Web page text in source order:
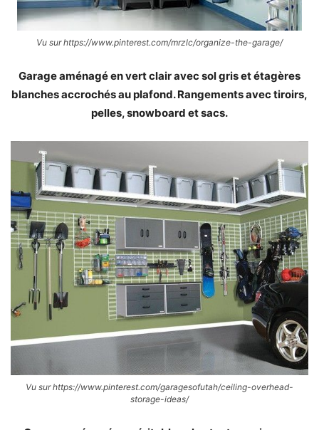
Vu sur https://www.pinterest.com/mrzlc/organize-the-garage/
Garage aménagé en vert clair avec sol gris et étagères
blanches accrochés au plafond. Rangements avec tiroirs,
pelles, snowboard et sacs.
Vu sur https://www.pinterest.com/garagesofutah/ceiling-overhead-
storage-ideas/